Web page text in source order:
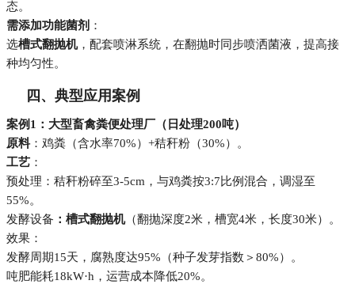
态。
需添加功能菌剂 ：
选槽式翻抛机，配套喷淋系统，在翻抛时同步喷洒菌液，提高接
种均匀性。
四、典型应用案例
案例1：大型畜禽粪便处理厂（日处理200吨）
原料：鸡粪（含水率70%）+秸秆粉（30%）。
工艺 ：
预处理：秸秆粉碎至3-5cm，与鸡粪按3:7比例混合，调湿至
55%。
发酵设备 ：槽式翻抛机（翻抛深度2米，槽宽4米，长度30米）。
效果：
发酵周期15天，腐熟度达95%（种子发芽指数＞80%）。
吨肥能耗18kW·h，运营成本降低20%。